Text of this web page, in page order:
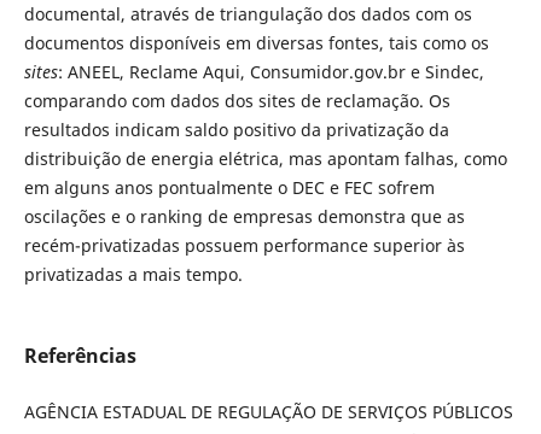
documental, através de triangulação dos dados com os
documentos disponíveis em diversas fontes, tais como os
sites: ANEEL, Reclame Aqui, Consumidor.gov.br e Sindec,
comparando com dados dos sites de reclamação. Os
resultados indicam saldo positivo da privatização da
distribuição de energia elétrica, mas apontam falhas, como
em alguns anos pontualmente o DEC e FEC sofrem
oscilações e o ranking de empresas demonstra que as
recém-privatizadas possuem performance superior às
privatizadas a mais tempo.
Referências
AGÊNCIA ESTADUAL DE REGULAÇÃO DE SERVIÇOS PÚBLICOS